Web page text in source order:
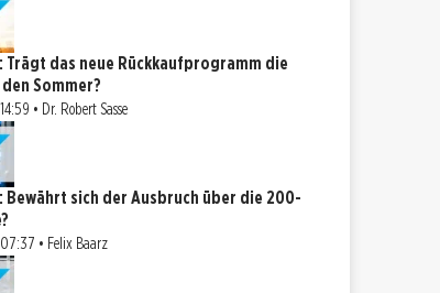
Trägt das neue Rückkaufprogramm die
Sommer?
• Dr. Robert Sasse
Bewährt sich der Ausbruch über die 200-
• Felix Baarz